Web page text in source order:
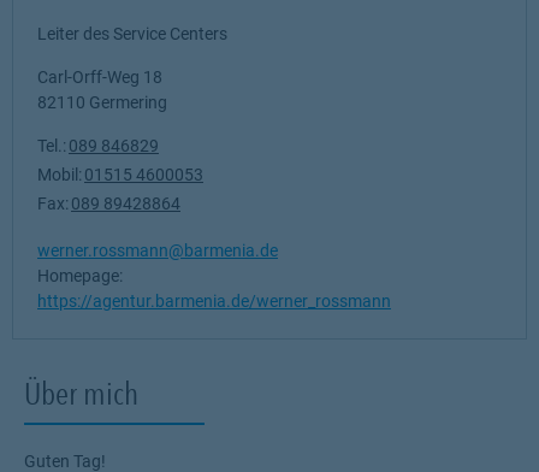
Über mich
Guten Tag!
Leiter des Service Centers
Carl-Orff-Weg 18
82110 Germering
Tel.: 089 846829
Mobil: 01515 4600053
Fax: 089 89428864
werner.rossmann@barmenia.de
Homepage:
https://agentur.barmenia.de/werner_rossmann